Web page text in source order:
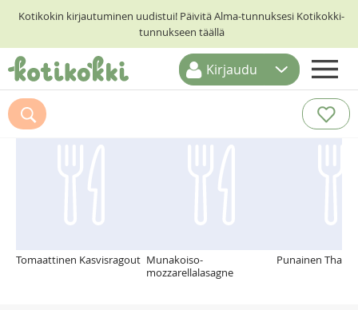
Kotikokin kirjautuminen uudistui! Päivitä Alma-tunnuksesi Kotikokki-
tunnukseen täällä
ETUSIVU
RESEPTIHAKU
Kirjaudu
Suosittelemme myös
Tomaattinen Kasvisragout Munakoiso-
mozzarellalasagne
Punainen Thai